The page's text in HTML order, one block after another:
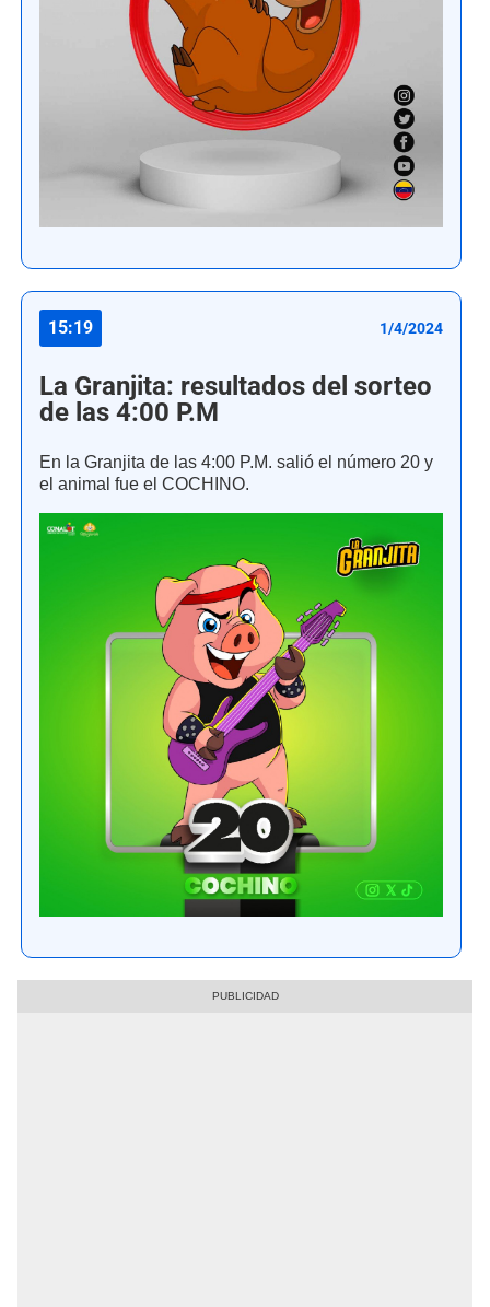
15:19 1/4/2024
La Granjita: resultados del sorteo
de las 4:00 P.M
En la Granjita de las 4:00 P.M. salió el número 20 y
el animal fue el COCHINO.